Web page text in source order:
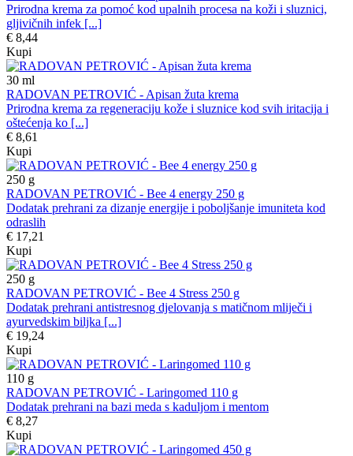
Prirodna krema za pomoć kod upalnih procesa na koži i sluznici,
gljivičnih infek [...]
€ 8,44
Kupi
30 ml
RADOVAN PETROVIĆ - Apisan žuta krema
Prirodna krema za regeneraciju kože i sluznice kod svih iritacija i
oštećenja ko [...]
€ 8,61
Kupi
250 g
RADOVAN PETROVIĆ - Bee 4 energy 250 g
Dodatak prehrani za dizanje energije i poboljšanje imuniteta kod
odraslih
€ 17,21
Kupi
250 g
RADOVAN PETROVIĆ - Bee 4 Stress 250 g
Dodatak prehrani antistresnog djelovanja s matičnom mliječi i
ayurvedskim biljka [...]
€ 19,24
Kupi
110 g
RADOVAN PETROVIĆ - Laringomed 110 g
Dodatak prehrani na bazi meda s kaduljom i mentom
€ 8,27
Kupi